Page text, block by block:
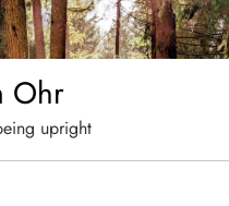
Ohr
upright